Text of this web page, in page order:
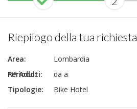
Riepilogo della tua richiesta
Area:
Lombardia
N° Adulti:
Periodo:
da a
Tipologie:
Bike Hotel